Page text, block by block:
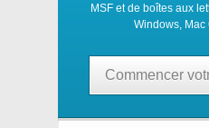
MSF et de boîtes aux
Windows, Mac
Commencer